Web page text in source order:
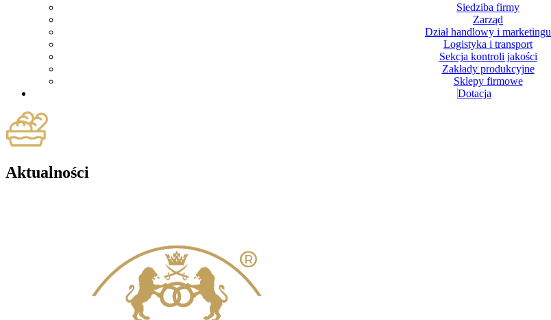
Siedziba firmy
Zarząd
Dział handlowy i marketingu
Logistyka i transport
Sekcja kontroli jakości
Zakłady produkcyjne
Sklepy firmowe
Dotacja
Aktualności